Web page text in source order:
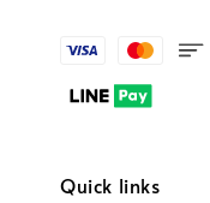
Quick links